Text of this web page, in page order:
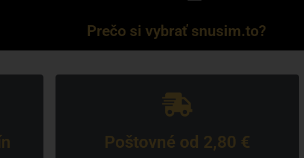
Prečo si vybrať snusim.to?
Poštovné od 2,80 €